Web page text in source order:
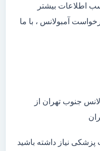
اطلاعات بیشتر
آمبولانس ، با ما
جنوب تهران از
نیاز داشته باشید